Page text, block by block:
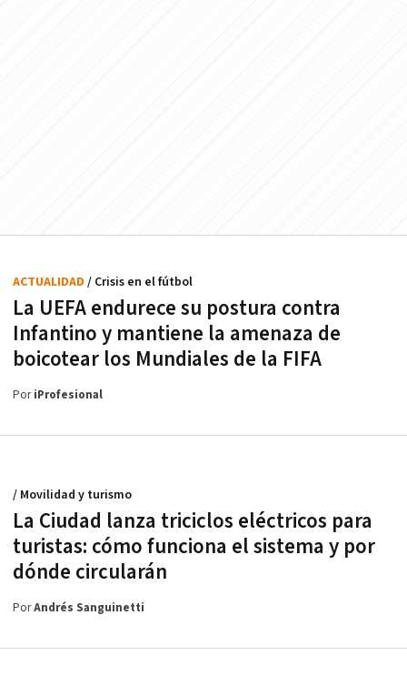
La UEFA endurece su postura contra
Infantino y mantiene la amenaza de
boicotear los Mundiales de la FIFA
ACTUALIDAD / Crisis en el fútbol
PoriProfesional
La Ciudad lanza triciclos eléctricos para
turistas: cómo funciona el sistema y por
dónde circularán
/ Movilidad y turismo
PorAndrés Sanguinetti